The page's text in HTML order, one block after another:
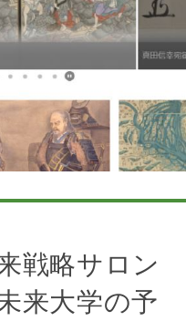
戦略サロン
来大学の予